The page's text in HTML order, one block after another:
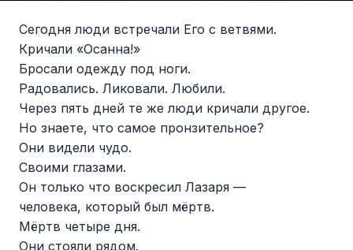
Сегодня люди встречали Его с ветвями.
Кричали «Осанна!»
Бросали одежду под ноги.
Радовались. Ликовали. Любили.
Через пять дней те же люди кричали другое.
Но знаете, что самое пронзительное?
Они видели чудо.
Своими глазами.
Он только что воскресил Лазаря —
человека, который был мёртв.
Мёртв четыре дня.
Они стояли рядом.